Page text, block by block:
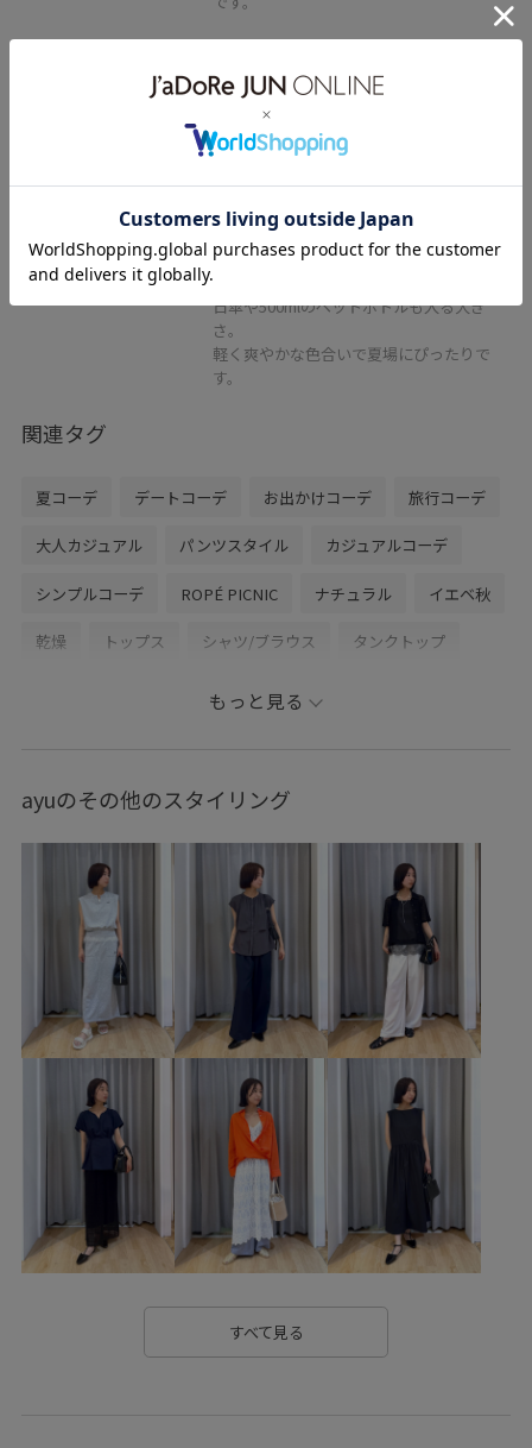
50%OFF
2BUY10%OFF
ROPÉ PICNIC PASSAGE
ペーパーライクバケットバッ
¥3,245
日傘や500mlのペットボトルも入る大き
さ。
軽く爽やかな色合いで夏場にぴったりで
す。
関連タグ
夏コーデ デートコーデ お出かけコーデ 旅行コーデ
大人カジュアル パンツスタイル カジュアルコーデ
シンプルコーデ ROPÉ PICNIC ナチュラル イエベ秋
乾燥 トップス シャツ/ブラウス タンクトップ
ハンドバッグ
GIX16190 26RPUVCARE 26SS10
26SS_夏のお仕事ブラウス RP26SS RP26SSインナー
きれいめ ちゃんとプラスかわいい保証 なめらか
シャツ
シャープ シワ感 シンプル ジャケット
スクエアネック
セットアップ トレンド トレンド感
ナイロン フリーサイズ プレーティング ベーシック
リゾート感 リラックス感 ワンピース ヴィンテージ
ヴィンテージ感 上品 伸縮性 光沢感
小物
もっと見る
ayuのその他のスタイリング
すべて見る